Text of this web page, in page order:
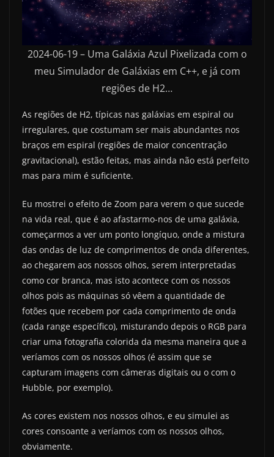
2024-06-19 – Uma Galáxia Azul Pixelizada com o
meu Simulador de Galáxias em C++, e já com
regiões de H2…
As regiões de H2, típicas nas galáxias em espiral ou
irregulares, que costumam ser mais abundantes nos
braços em espiral (regiões de maior concentração
gravitacional), estão feitas, mas ainda não está perfeito
mas para mim é suficiente.
Eu mostrei o efeito de Zoom para verem o que sucede
na vida real, que é ao afastarmo-nos de uma galáxia,
começarmos a ver um ponto longíquo, onde a mistura
das ondas de luz de comprimentos de onda diferentes,
ao chegarem aos nossos olhos, serem interpretadas
como cor branca, mas isto acontece com os nossos
olhos pois as máquinas só vêem a quantidade de
fotões que recebem por cada comprimento de onda
(cada range específico), misturando depois o RGB para
criar uma fotografia colorida da mesma maneira que a
veríamos com os nossos olhos (é assim que se
capturam imagens com câmeras digitais ou o com o
Hubble, por exemplo).
As cores existem nos nossos olhos, e eu simulei as
cores consoante a veríamos com os nossos olhos,
obviamente.